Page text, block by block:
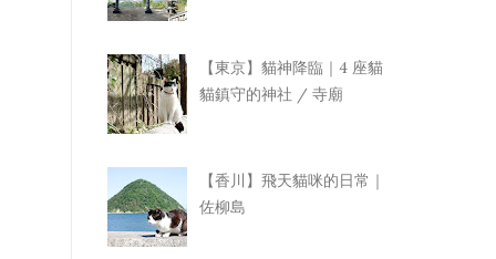
【東京】貓神降臨｜4 座貓
貓鎮守的神社 / 寺廟
【香川】飛天貓咪的日常｜
佐柳島